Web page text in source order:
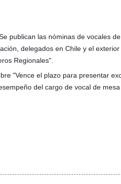
publican las nóminas de vocales
delegados en Chile y el
Regionales".
"Vence el plazo para presentar
del cargo de vocal de